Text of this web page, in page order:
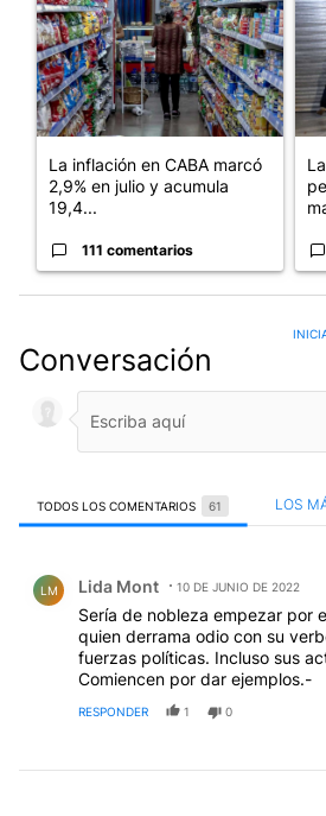
La inflación en CABA marcó
2,9% en julio y acumula
19,4...
111 comentarios
Conversación
TODOS LOS COMENTARIOS 61 LOS
LM Lida Mont 10 DE JUNIO DE 2022
Sería de nobleza empezar por
quien derrama odio con su
fuerzas políticas. Incluso sus
Comiencen por dar ejemplos.-
RESPONDER 1 0